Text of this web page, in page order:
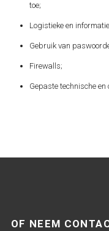
toe;
Logistieke en
Gebruik van
Firewalls;
Gepaste technische
OF NEEM